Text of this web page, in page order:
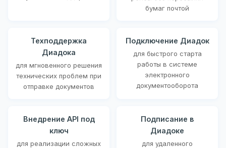
бумаг почтой
Техподдержка
Диадока
для мгновенного решения
технических проблем при
отправке документов
Подключение Диадок
для быстрого старта
работы в системе
электронного
документооборота
Внедрение API под
ключ
для реализации сложных
Подписание в
Диадоке
для удаленного